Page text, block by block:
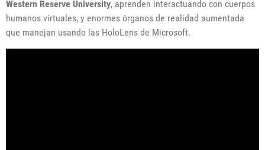
Western Reserve University, aprenden interactuando con cuerpos
humanos virtuales, y enormes órganos de realidad aumentada
que manejan usando las HoloLens de Microsoft.